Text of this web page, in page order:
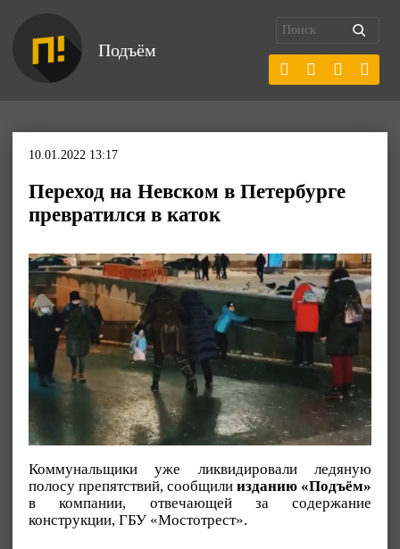
Подъём
10.01.2022 13:17
Переход на Невском в Петербурге
превратился в каток
Коммунальщики уже ликвидировали ледяную
полосу препятствий, сообщили изданию «Подъём»
в компании, отвечающей за содержание
конструкции, ГБУ «Мостотрест».